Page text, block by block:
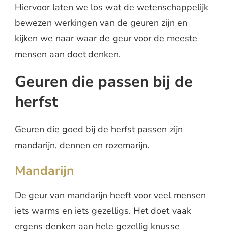
Hiervoor laten we los wat de wetenschappelijk
bewezen werkingen van de geuren zijn en
kijken we naar waar de geur voor de meeste
mensen aan doet denken.
Geuren die passen bij de
herfst
Geuren die goed bij de herfst passen zijn
mandarijn, dennen en rozemarijn.
Mandarijn
De geur van mandarijn heeft voor veel mensen
iets warms en iets gezelligs. Het doet vaak
ergens denken aan hele gezellig knusse